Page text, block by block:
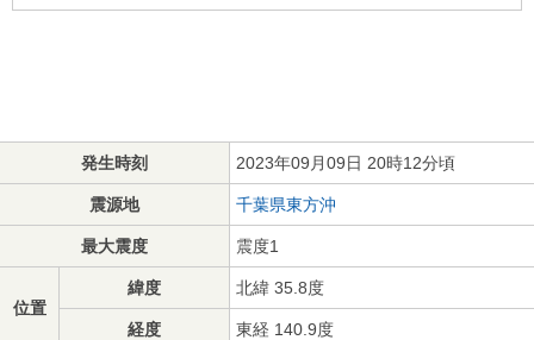
発生時刻 2023年09月09日 20時12分頃
震源地 千葉県東方沖
最大震度 震度1
位置
緯度 北緯 35.8度
経度 東経 140.9度